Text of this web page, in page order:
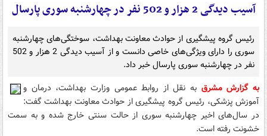
آسیب دیدگی 2 هزار و 502 نفر در چهارشنبه سوری پارسال
رئیس گروه پیشگیری از حوادث معاونت بهداشت، سوختگی‌های چهارشنبه
سوری را دارای ویژگی‌های خاصی دانست و از آسیب دیدگی 2 هزار و 502
نفر در چهارشنبه سوری پارسال خبر داد.
به گزارش مشرق به نقل از روابط عمومی وزارت بهداشت، درمان و
آموزش پزشکی، رئیس گروه پیشگیری از حوادث معاونت بهداشت گفت:
در سال‌های اخیر چهارشنبه‌ سوری از حالت سنتی خارج شده و به سمت
خشونت رفته است.